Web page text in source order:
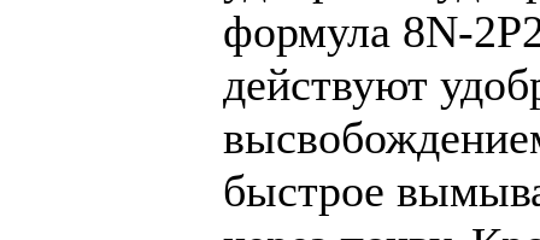
формула 8N-
действуют
быстрое